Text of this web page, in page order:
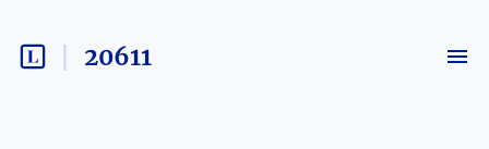
20611